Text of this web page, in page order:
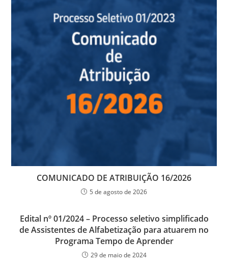
COMUNICADO DE ATRIBUIÇÃO 16/2026
5 de agosto de 2026
Edital nº 01/2024 – Processo seletivo simplificado
de Assistentes de Alfabetização para atuarem no
Programa Tempo de Aprender
29 de maio de 2024